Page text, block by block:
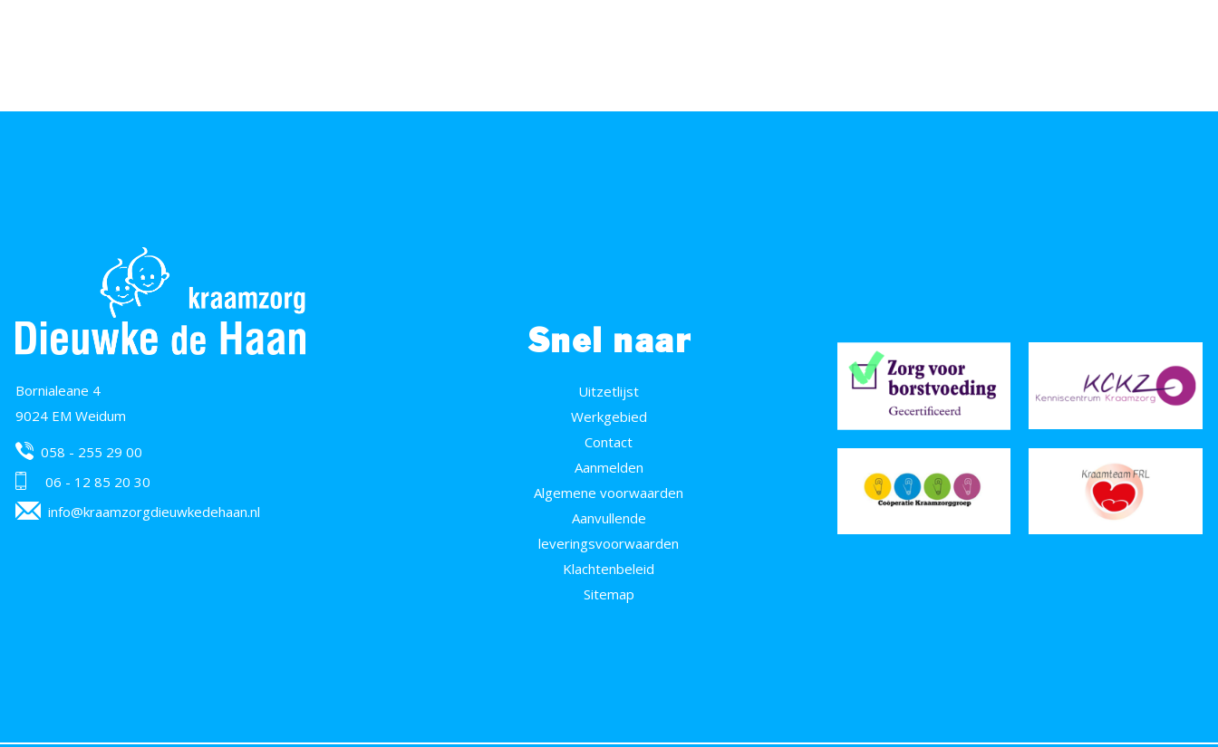
Bornialeane 4
9024 EM Weidum
058 - 255 29 00
06 - 12 85 20 30
info@kraamzorgdieuwkedehaan.nl
Snel naar
Uitzetlijst
Werkgebied
Contact
Aanmelden
Algemene voorwaarden
Aanvullende
leveringsvoorwaarden
Klachtenbeleid
Sitemap